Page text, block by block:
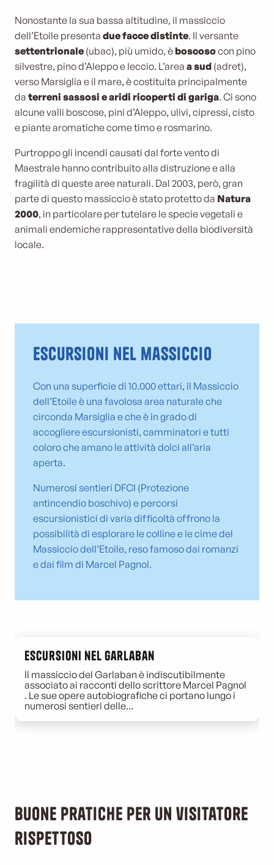
Nonostante la sua bassa altitudine, il massiccio
dell’Etoile presenta due facce distinte. Il versante
settentrionale (ubac), più umido, è boscosocon pino
silvestre, pino d’Aleppo e leccio. L’area a sud (adret),
verso Marsiglia e il mare, è costituita principalmente
da terreni sassosi e aridi ricoperti di gariga. Ci sono
alcune valli boscose, pini d’Aleppo, ulivi, cipressi, cisto
e piante aromatiche come timo e rosmarino.
Purtroppo gli incendi causati dal forte vento di
Maestrale hanno contribuito alla distruzione e alla
fragilità di queste aree naturali. Dal 2003, però, gran
parte di questo massiccio è stato protetto da Natura
2000, in particolare per tutelare le specie vegetali e
animali endemiche rappresentative della biodiversità
locale.
Escursioni nel massiccio
Con una superficie di 10.000 ettari, il Massiccio
dell’Etoile è una favolosa area naturale che
circonda Marsiglia e che è in grado di
accogliere escursionisti, camminatori e tutti
coloro che amano le attività dolci all’aria
aperta.
Numerosi sentieri DFCI (Protezione
antincendio boschivo) e percorsi
escursionistici di varia difficoltà offrono la
possibilità di esplorare le colline e le cime del
Massiccio dell’Etoile, reso famoso dai romanzi
e dai film di Marcel Pagnol.
Escursioni nel Garlaban
Il massiccio del Garlaban è indiscutibilmente
associato ai racconti dello scrittore Marcel Pagnol
. Le sue opere autobiografiche ci portano lungo i
numerosi sentieri delle...
Buone pratiche per un visitatore
rispettoso